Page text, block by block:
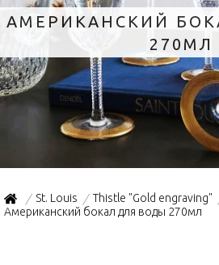
АМЕРИКАНСКИЙ
270МЛ
/ St. Louis / Thistle "Gold engraving"
Американский бокал для воды 270мл